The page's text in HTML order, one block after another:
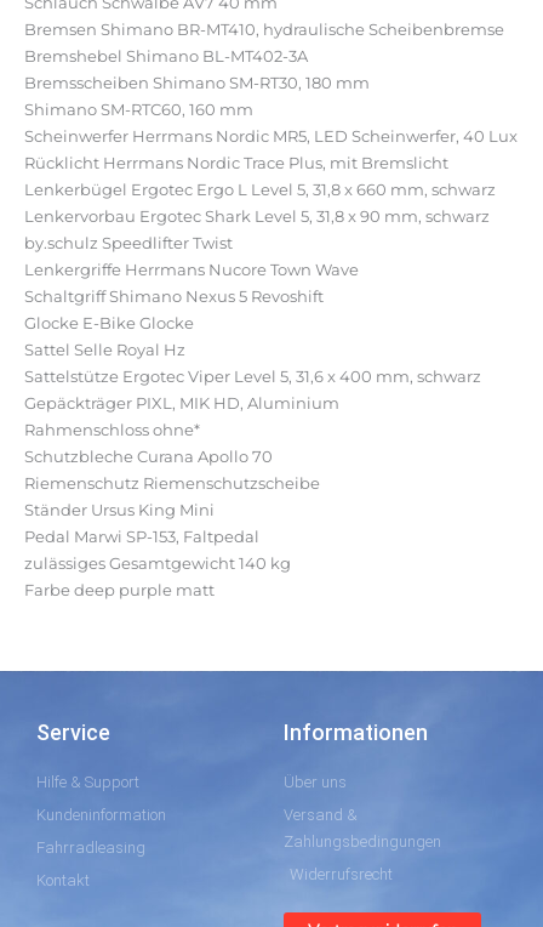
Bremsen Shimano BR-MT410, hydraulische Scheibenbremse
Bremshebel Shimano BL-MT402-3A
Bremsscheiben Shimano SM-RT30, 180 mm
Shimano SM-RTC60, 160 mm
Scheinwerfer Herrmans Nordic MR5, LED Scheinwerfer, 40 Lux
Rücklicht Herrmans Nordic Trace Plus, mit Bremslicht
Lenkerbügel Ergotec Ergo L Level 5, 31,8 x 660 mm, schwarz
Lenkervorbau Ergotec Shark Level 5, 31,8 x 90 mm, schwarz
by.schulz Speedlifter Twist
Lenkergriffe Herrmans Nucore Town Wave
Schaltgriff Shimano Nexus 5 Revoshift
Glocke E-Bike Glocke
Sattel Selle Royal Hz
Sattelstütze Ergotec Viper Level 5, 31,6 x 400 mm, schwarz
Gepäckträger PIXL, MIK HD, Aluminium
Rahmenschloss ohne*
Schutzbleche Curana Apollo 70
Riemenschutz Riemenschutzscheibe
Ständer Ursus King Mini
Pedal Marwi SP-153, Faltpedal
zulässiges Gesamtgewicht 140 kg
Farbe deep purple matt
Service
Hilfe & Support
Kundeninformation
Fahrradleasing
Kontakt
Informationen
Über uns
Versand &
Zahlungsbedingungen
Widerrufsrecht